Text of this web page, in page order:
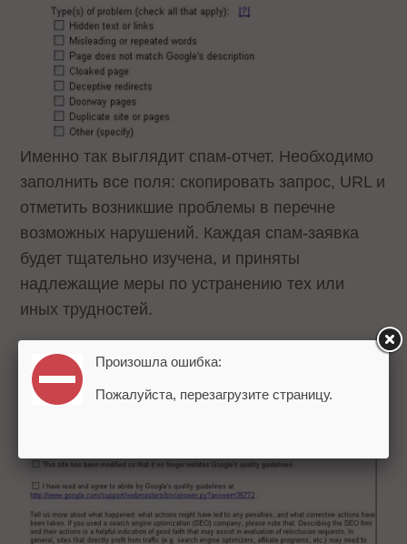
Именно так выглядит спам-отчет. Необходимо
заполнить все поля: скопировать запрос, URL и
отметить возникшие проблемы в перечне
возможных нарушений. Каждая спам-заявка
будет тщательно изучена, и приняты
надлежащие меры по устранению тех или
иных трудностей.
Произошла ошибка:
Пожалуйста, перезагрузите страницу.